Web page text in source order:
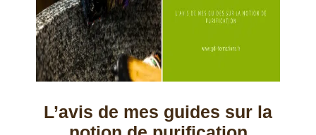
L’avis de mes guides sur la